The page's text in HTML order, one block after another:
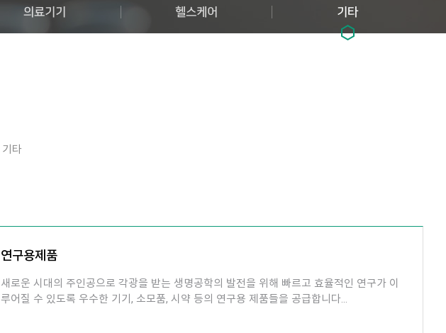
의료기기 헬스케어 기타
기타
연구용제품
새로운 시대의 주인공으로 각광을 받는 생명공학의 발전을 위해 빠르고 효율적인 연구가 이
루어질 수 있도록 우수한 기기, 소모품, 시약 등의 연구용 제품들을 공급합니다...